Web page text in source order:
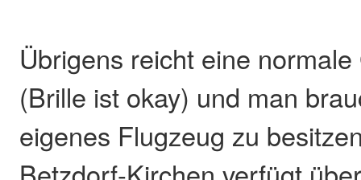
Übrigens reicht eine
(Brille ist okay) und man
eigenes Flugzeug zu